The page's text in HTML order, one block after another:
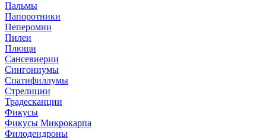
Пальмы
Папоротники
Пеперомии
Пилеи
Плющи
Сансевиерии
Сингониумы
Спатифиллумы
Стрелиции
Традесканции
Фикусы
Фикусы Микрокарпа
Филодендроны